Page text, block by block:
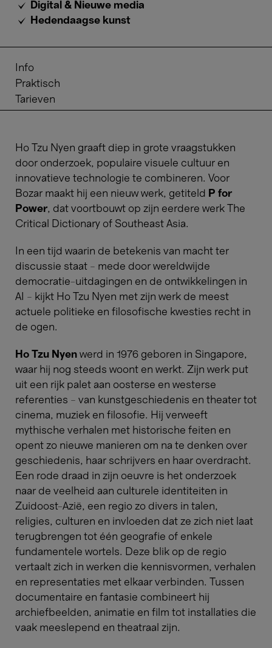
Digital & Nieuwe media
Hedendaagse kunst
Info
Praktisch
Tarieven
Ho Tzu Nyen graaft diep in grote vraagstukken
door onderzoek, populaire visuele cultuur en
innovatieve technologie te combineren. Voor
Bozar maakt hij een nieuw werk, getiteld
P for
Power, dat voortbouwt op zijn eerdere werk The
Critical Dictionary of Southeast Asia.
​​​​​​​In een tijd waarin de betekenis van macht ter
discussie staat – mede door wereldwijde
democratie-uitdagingen en de ontwikkelingen in
AI – kijkt Ho Tzu Nyen met zijn werk de meest
actuele politieke en filosofische kwesties recht in
de ogen.
Ho Tzu Nyen werd in 1976 geboren in Singapore,
waar hij nog steeds woont en werkt. Zijn werk put
uit een rijk palet aan oosterse en westerse
referenties – van kunstgeschiedenis en theater tot
cinema, muziek en filosofie. Hij verweeft
mythische verhalen met historische feiten en
opent zo nieuwe manieren om na te denken over
geschiedenis, haar schrijvers en haar overdracht.
Een rode draad in zijn oeuvre is het onderzoek
naar de veelheid aan culturele identiteiten in
Zuidoost-Azië, een regio zo divers in talen,
religies, culturen en invloeden dat ze zich niet laat
terugbrengen tot één geografie of enkele
fundamentele wortels. Deze blik op de regio
vertaalt zich in werken die kennisvormen, verhalen
en representaties met elkaar verbinden. Tussen
documentaire en fantasie combineert hij
archiefbeelden, animatie en film tot installaties die
vaak meeslepend en theatraal zijn.